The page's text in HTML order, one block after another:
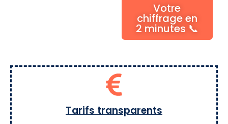
Votre
chiffrage en
2 minutes 📞
Tarifs transparents